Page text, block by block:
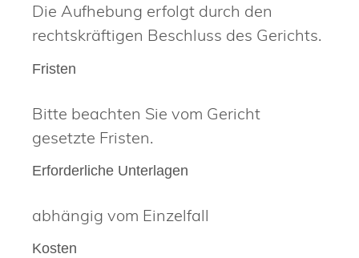
Die Aufhebung erfolgt durch den
rechtskräftigen Beschluss des Gerichts.
Fristen
Bitte beachten Sie vom Gericht
gesetzte Fristen.
Erforderliche Unterlagen
abhängig vom Einzelfall
Kosten